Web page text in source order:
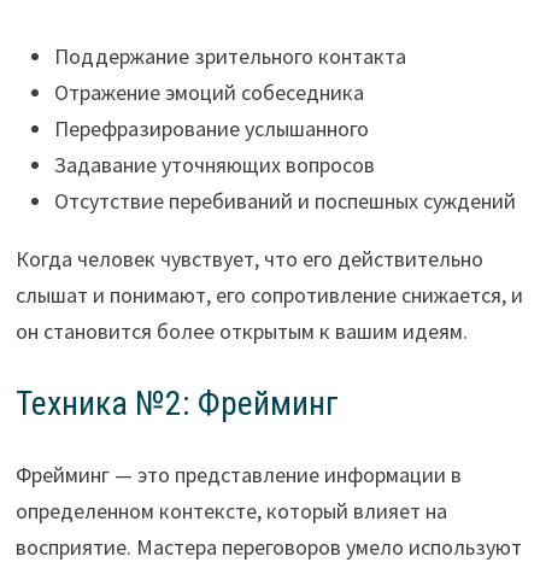
Поддержание зрительного контакта
Отражение эмоций собеседника
Перефразирование услышанного
Задавание уточняющих вопросов
Отсутствие перебиваний и поспешных суждений
Когда человек чувствует, что его действительно
слышат и понимают, его сопротивление снижается, и
он становится более открытым к вашим идеям.
Техника №2: Фрейминг
Фрейминг — это представление информации в
определенном контексте, который влияет на
восприятие. Мастера переговоров умело используют